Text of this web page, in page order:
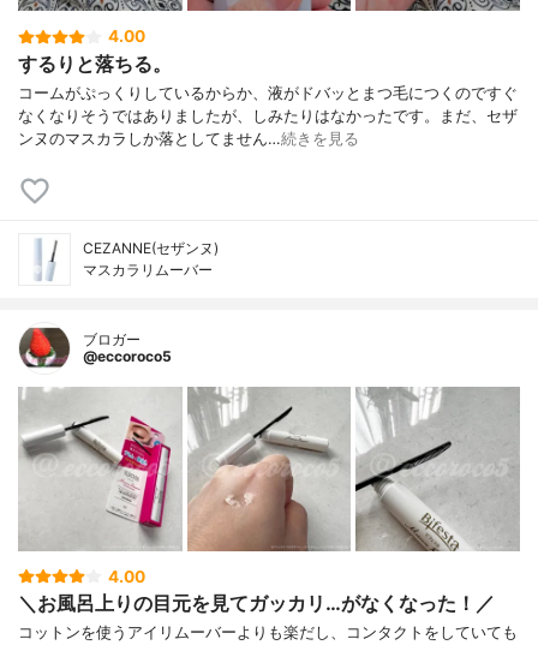
4.00
するりと落ちる。
コームがぷっくりしているからか、液がドバッとまつ毛につくのですぐ
なくなりそうではありましたが、しみたりはなかったです。まだ、セザ
ンヌのマスカラしか落としてません…続きを見る
CEZANNE(セザンヌ)
マスカラリムーバー
ブロガー
@eccoroco5
4.00
＼お風呂上りの目元を見てガッカリ…がなくなった！／ ⁡
コットンを使うアイリムーバーよりも楽だし、コンタクトをしていても